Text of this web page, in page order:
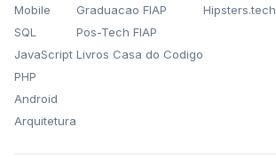
Mobile
SQL
JavaScript
PHP
Android
Arquitetura
Graduacao FIAP
Pos-Tech FIAP
Livros Casa do Codigo
Hipsters.tech